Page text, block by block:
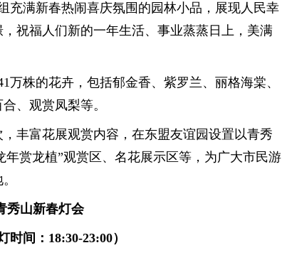
充满新春热闹喜庆氛围的园林小品，展现人民幸
祝福人们新的一年生活、事业蒸蒸日上，美满
万株的花卉，包括郁金香、紫罗兰、丽格海棠、
、观赏凤梨等。
丰富花展观赏内容，在东盟友谊园设置以青秀
年赏龙植”观赏区、名花展示区等，为广大市民游
秀山新春灯会
间：18:30-23:00）